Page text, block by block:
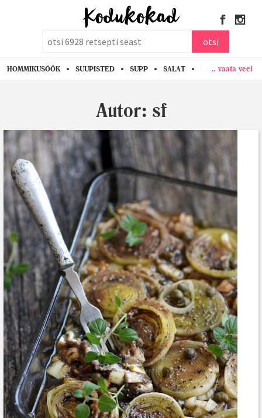
otsi
HOMMIKUSÖÖK SUUPISTED SUPP SALAT PASTA KANA
.. vaata veel
Autor: sf